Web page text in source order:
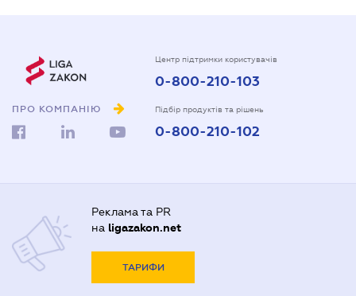
ПРО КОМПАНІЮ
Центр підтримки користувачів
0-800-210-103
Підбір продуктів та рішень
0-800-210-102
Реклама та PR
на ligazakon.net
ТАРИФИ